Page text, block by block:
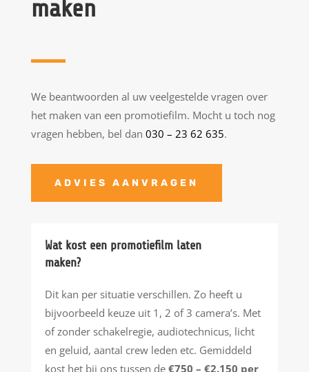
maken
We beantwoorden al uw veelgestelde vragen over
het maken van een promotiefilm. Mocht u toch nog
vragen hebben, bel dan 030 – 23 62 635.
ADVIES AANVRAGEN
Wat kost een promotiefilm laten
maken?
Dit kan per situatie verschillen. Zo heeft u
bijvoorbeeld keuze uit 1, 2 of 3 camera’s. Met
of zonder schakelregie, audiotechnicus, licht
en geluid, aantal crew leden etc. Gemiddeld
kost het bij ons tussen de €750 – €2.150 per